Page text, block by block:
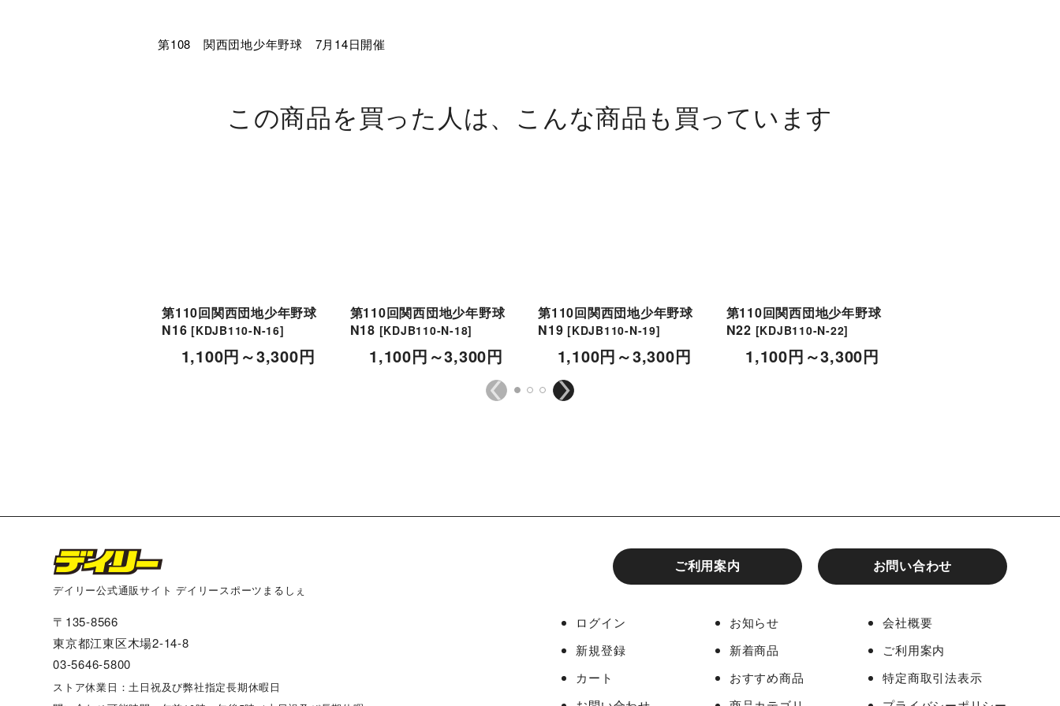
第108 関西団地少年野球 7月14日開催
この商品を買った人は、こんな商品も買っています
第110回関西団地少年野球
N16 [KDJB110-N-16]
1,100円 ～3,300円
第110回関西団地少年野球
N18 [KDJB110-N-18]
1,100円 ～3,300円
第110回関西団地少年野球
N19 [KDJB110-N-19]
1,100円 ～3,300円
第110回関西団地少年野球
N22 [KDJB110-N-22]
1,100円 ～3,300円
デイリー公式通販サイト デイリースポーツまるしぇ
〒135-8566
東京都江東区木場2-14-8
03-5646-5800
ストア休業日：土日祝及び弊社指定長期休暇日
ご利用案内 お問い合わせ
ログイン
新規登録
カート
お知らせ
新着商品
おすすめ商品
会社概要
ご利用案内
特定商取引法表示